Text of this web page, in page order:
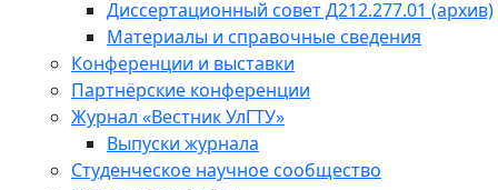
Диссертационный совет Д212.277.01 (архив)
Материалы и справочные сведения
Конференции и выставки
Партнёрские конференции
Журнал «Вестник УлГТУ»
Выпуски журнала
Студенческое научное сообщество